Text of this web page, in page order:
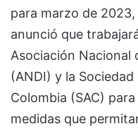
para marzo de
anunció que
Asociación Nacional
(ANDI) y la
Colombia (SAC)
medidas que